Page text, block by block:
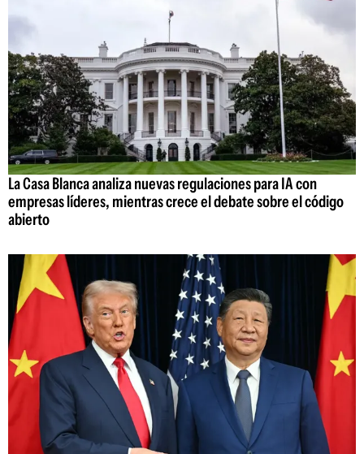
La Casa Blanca analiza nuevas regulaciones para IA con
empresas líderes, mientras crece el debate sobre el código
abierto